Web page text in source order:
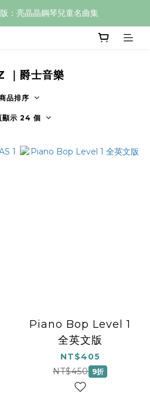
：亮晶晶鋼琴兒童名曲集
｜爵士音樂
品排序
顯示 24 個
Piano Bop Level 1
全英文版
NT$405
NT$450 9折